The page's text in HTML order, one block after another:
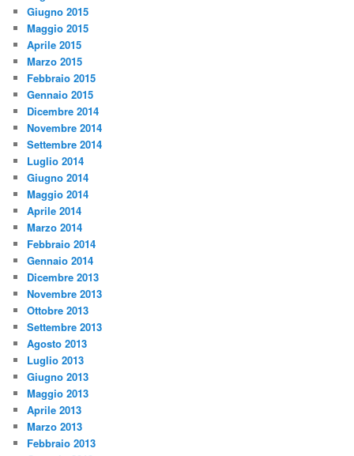
Giugno 2015
Maggio 2015
Aprile 2015
Marzo 2015
Febbraio 2015
Gennaio 2015
Dicembre 2014
Novembre 2014
Settembre 2014
Luglio 2014
Giugno 2014
Maggio 2014
Aprile 2014
Marzo 2014
Febbraio 2014
Gennaio 2014
Dicembre 2013
Novembre 2013
Ottobre 2013
Settembre 2013
Agosto 2013
Luglio 2013
Giugno 2013
Maggio 2013
Aprile 2013
Marzo 2013
Febbraio 2013